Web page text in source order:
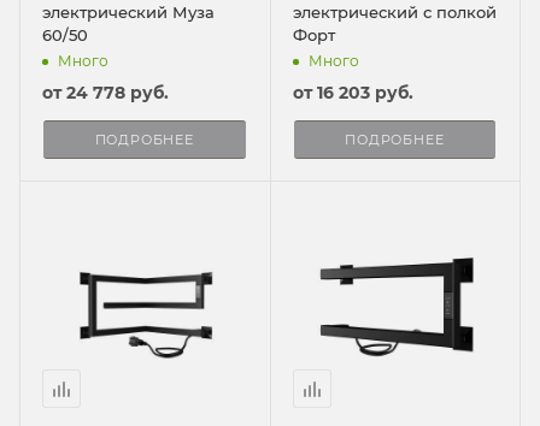
электрический Муза
60/50
Много
от24 778 руб.
ПОДРОБНЕЕ
электрический с полкой
Форт
Много
от16 203 руб.
ПОДРОБНЕЕ